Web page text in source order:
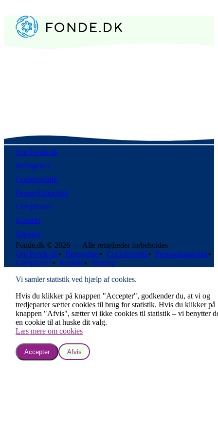
Om Fonde.dk
Betingelser
Cookiepolitik
Persondatapolitik
Compliance
Kontakt
Sitemap
Fonde.dk © 2026 · Alle rettigheder forbeholdes
Om Fonde.dk• Betingelser• Cookiepolitik• Persondatapolitik•
Compliance• Kontakt• Sitemap
Vi samler statistik ved hjælp af cookies.
Hvis du klikker på knappen "Accepter", godkender du, at vi og
tredjeparter sætter cookies til brug for statistik. Hvis du klikker på
knappen "Afvis", sætter vi ikke cookies til statistik – vi benytter
en cookie til at huske dit valg.
Læs mere om cookies
Accepter Afvis